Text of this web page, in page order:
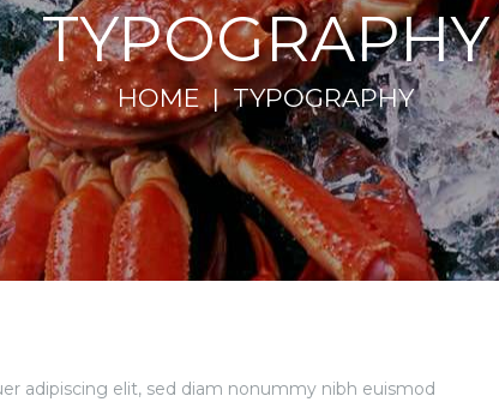
TYPOGRAPHY
HOME TYPOGRAPHY
adipiscing elit, sed diam nonummy nibh euismod